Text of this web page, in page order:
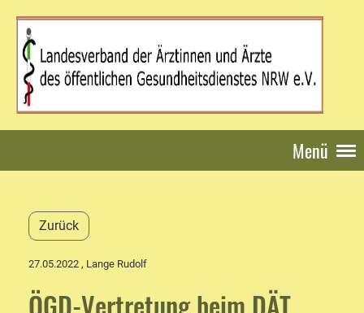
Menü
Zurück
27.05.2022 , Lange Rudolf
ÖGD-Vertretung beim DÄT